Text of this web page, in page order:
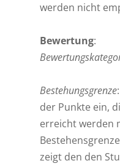
werden nicht
Bewertung:
Bestehungsgrenze
der Punkte ein,
erreicht werden
zeigt den den